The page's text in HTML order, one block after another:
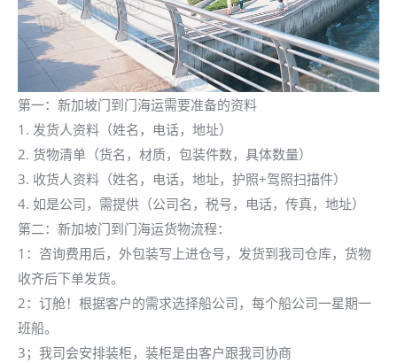
第一：新加坡门到门海运需要准备的资料
1. 发货人资料（姓名，电话，地址）
2. 货物清单（货名，材质，包装件数，具体数量）
3. 收货人资料（姓名，电话，地址，护照+驾照扫描件）
4. 如是公司，需提供（公司名，税号，电话，传真，地址）
第二：新加坡门到门海运货物流程：
1：咨询费用后，外包装写上进仓号，发货到我司仓库，货物
收齐后下单发货。
2：订舱！根据客户的需求选择船公司，每个船公司一星期一
班船。
3；我司会安排装柜，装柜是由客户跟我司协商